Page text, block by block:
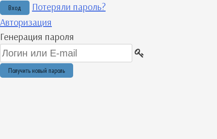
Потеряли пароль?
Авторизация
Генерация пароля